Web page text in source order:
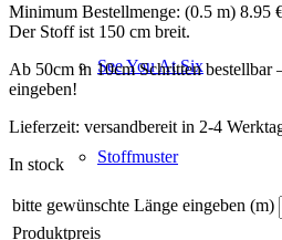
See You At Six
Stoffmuster
Minimum Bestellmenge: (0.5 m) 8.95
Der Stoff ist 150 cm breit.
Ab 50cm in 10cm Schritten bestellbar
eingeben!
Lieferzeit: versandbereit in 2-4
In stock
bitte gewünschte Länge eingeben (m)
Produktpreis